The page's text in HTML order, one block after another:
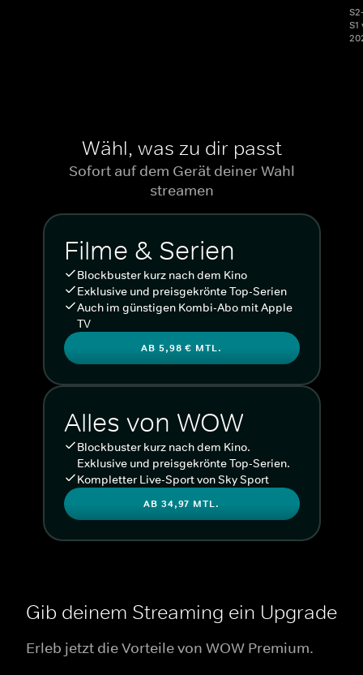
Wähl, was zu dir passt
Sofort auf dem Gerät deiner Wahl
streamen
Filme & Serien
Blockbuster kurz nach dem Kino
Exklusive und preisgekrönte Top-Serien
Auch im günstigen Kombi-Abo mit Apple
TV
AB 5,98 € MTL.
Alles von WOW
Blockbuster kurz nach dem Kino.
Exklusive und preisgekrönte Top-Serien.
Kompletter Live-Sport von Sky Sport
AB 34,97 MTL.
Gib deinem Streaming ein Upgrade
Erleb jetzt die Vorteile von WOW Premium.